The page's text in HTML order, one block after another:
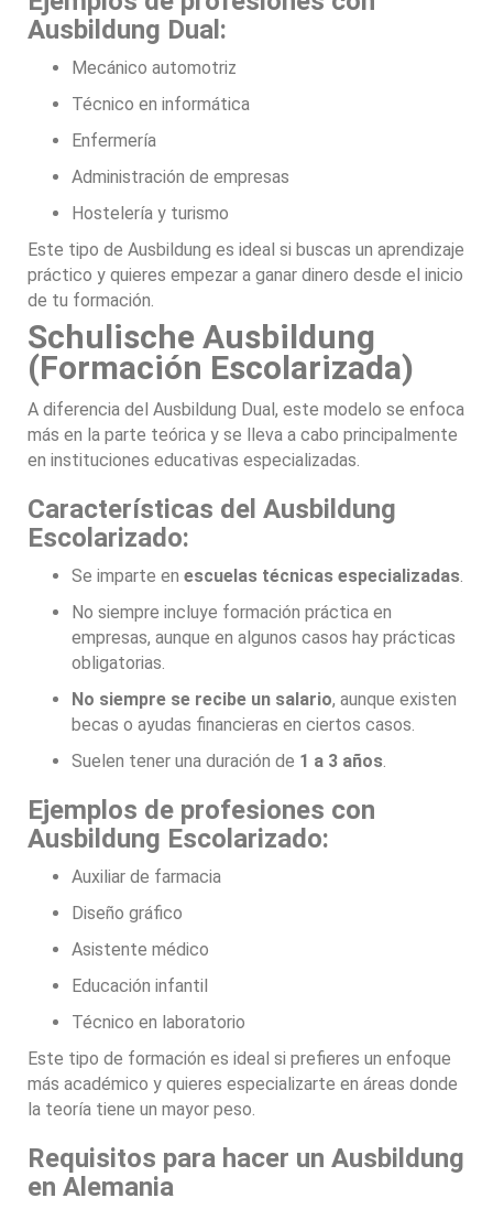
Ausbildung Dual:
Mecánico automotriz
Técnico en informática
Enfermería
Administración de empresas
Hostelería y turismo
Este tipo de Ausbildung es ideal si buscas un aprendizaje
práctico y quieres empezar a ganar dinero desde el inicio
de tu formación.
Schulische Ausbildung
(Formación Escolarizada)
A diferencia del Ausbildung Dual, este modelo se enfoca
más en la parte teórica y se lleva a cabo principalmente
en instituciones educativas especializadas.
Características del Ausbildung
Escolarizado:
Se imparte en escuelas técnicas especializadas.
No siempre incluye formación práctica en
empresas, aunque en algunos casos hay prácticas
obligatorias.
No siempre se recibe un salario, aunque existen
becas o ayudas financieras en ciertos casos.
Suelen tener una duración de 1 a 3 años.
Ejemplos de profesiones con
Ausbildung Escolarizado:
Auxiliar de farmacia
Diseño gráfico
Asistente médico
Educación infantil
Técnico en laboratorio
Este tipo de formación es ideal si prefieres un enfoque
más académico y quieres especializarte en áreas donde
la teoría tiene un mayor peso.
Requisitos para hacer un Ausbildung
en Alemania